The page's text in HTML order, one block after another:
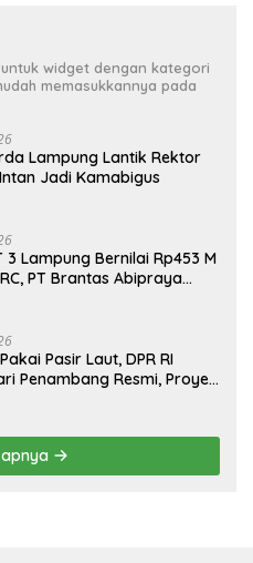
widget dengan kategori
memasukkannya pada
Lampung Lantik Rektor
Jadi Kamabigus
3 Lampung Bernilai Rp453 M
Pasir Laut, DPR RI
Penambang Resmi, Proyek